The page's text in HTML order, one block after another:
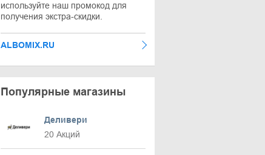
используйте наш промокод для
получения экстра-скидки.
ALBOMIX.RU
Популярные магазины
Деливери
20 Акций